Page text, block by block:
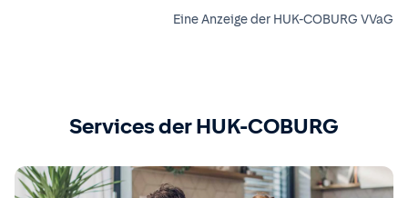
Eine Anzeige der HUK-COBURG VVaG
Services der HUK-COBURG